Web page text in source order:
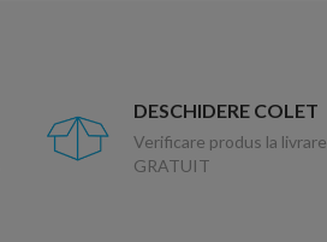
DESCHIDERE COLET
Verificare produs la livrare
GRATUIT